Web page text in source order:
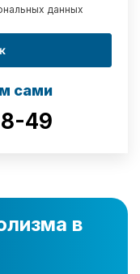
данных
сами
49
в